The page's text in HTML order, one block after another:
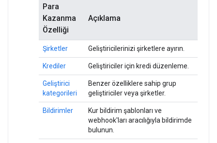
Para
Kazanma
Özelliği
Açıklama
Şirketler Geliştiricilerinizi şirketlere ayırın.
Krediler Geliştiriciler için kredi düzenleme.
Geliştirici
kategorileri
Benzer özelliklere sahip grup
geliştiriciler veya şirketler.
Bildirimler
Kur bildirim şablonları ve
webhook'ları aracılığıyla bildirimde
bulunun.